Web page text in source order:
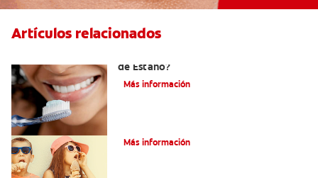
Artículos relacionados
de Estaño?
Más información
Más información